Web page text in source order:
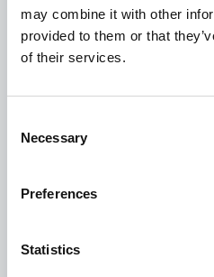
may combine it with other
provided to them or that
of their services.
Selection
Necessary
Preferences
Statistics
manuels qui rendent la
utilisateurs prennent
notes de frais ou
soumettent, leurs